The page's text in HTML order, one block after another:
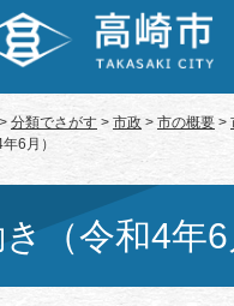
> 分類でさがす > 市政 > 市の概要 >
6月）
（令和4年6